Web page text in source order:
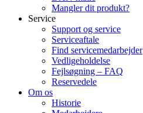
Mangler dit produkt?
Service
Support og service
Serviceaftale
Find servicemedarbejder
Vedligeholdelse
Fejlsøgning – FAQ
Reservedele
Om os
Historie